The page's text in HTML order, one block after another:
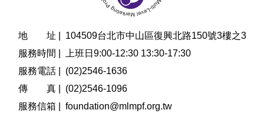
地 址 |
104509台北市中山區復興北路150號3樓之3
服務時間 |
上班日9:00-12:30 13:30-17:30
服務電話 |
(02)2546-1636
傳 真 |
(02)2546-1096
服務信箱 |
foundation@mlmpf.org.tw